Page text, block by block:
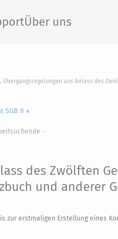
Über uns
Übergangsregelungen aus Anlass des
SGB II »
-
des Zwölften
und anderer
zur erstmaligen Erstellung eines